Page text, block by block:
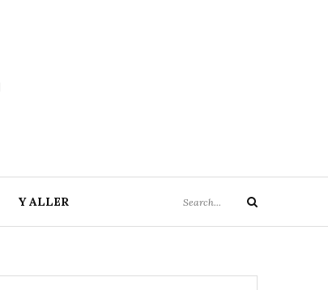
Y ALLER
for:
Search